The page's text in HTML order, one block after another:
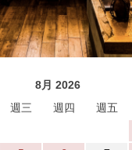
8月 2026
週三 週四 週五